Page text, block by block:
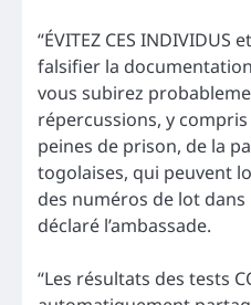
“ÉVITEZ CES INDIVIDUS
falsifier la
vous subirez
répercussions, y
peines de prison, de la
togolaises, qui peuvent
des numéros de lot dans
déclaré l’ambassade.
“Les résultats des tests